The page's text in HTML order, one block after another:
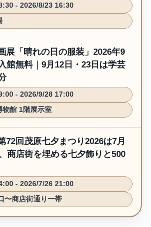
- 2026/8/23 16:30
展「晴れの日の服装」2026年9
館無料｜9月12日・23日は学芸
- 2026/9/28 17:00
物館 1階展示室
72回茂原七夕まつり2026は7月
商店街を埋める七夕飾りと500
- 2026/7/26 21:00
〜商店街通り一帯